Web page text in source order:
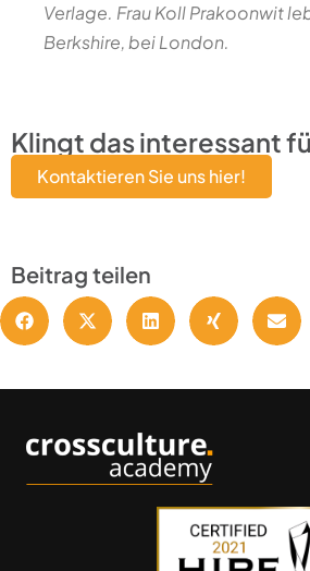
Verlage. Frau Koll Prakoonwit
Berkshire, bei London.
Klingt das interessant
Kontaktieren Sie uns hier!
Beitrag teilen